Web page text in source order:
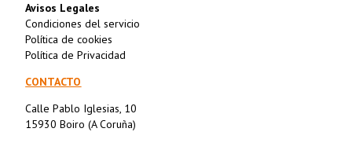
Avisos Legales
Condiciones del servicio
Política de cookies
Política de Privacidad
CONTACTO
Calle Pablo Iglesias, 10
15930 Boiro (A Coruña)